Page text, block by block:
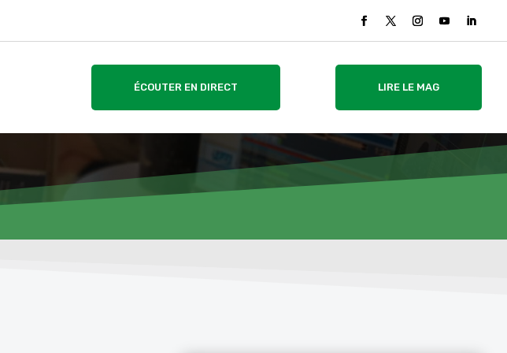
ÉCOUTER EN DIRECT LIRE LE MAG